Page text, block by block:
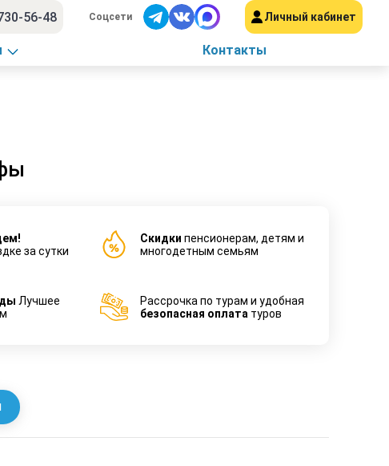
56-48 Соцсети Личный кабинет
Контакты
за сутки
Cкидки пенсионерам, детям и
многодетным семьям
Лучшее
Рассрочка по турам и удобная
безопасная оплата туров